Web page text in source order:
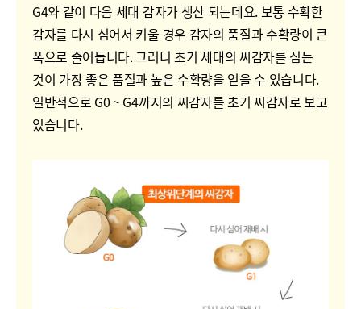
G4와 같이 다음 세대 감자가 생산 되는데요. 보통 수확한
감자를 다시 심어서 키울 경우 감자의 품질과 수확량이 큰
폭으로 줄어듭니다. 그러니 초기 세대의 씨감자를 심는
것이 가장 좋은 품질과 높은 수확량을 얻을 수 있습니다.
일반적으로 G0 ~ G4까지의 씨감자를 초기 씨감자로 보고
있습니다.